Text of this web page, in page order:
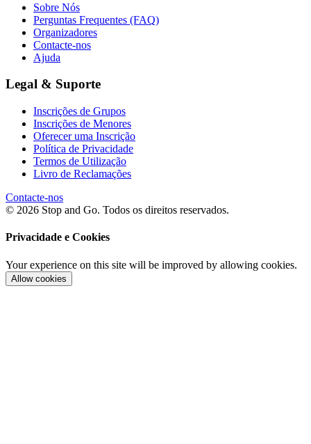
Sobre Nós
Perguntas Frequentes (FAQ)
Organizadores
Contacte-nos
Ajuda
Legal & Suporte
Inscrições de Grupos
Inscrições de Menores
Oferecer uma Inscrição
Política de Privacidade
Termos de Utilização
Livro de Reclamações
Contacte-nos
© 2026 Stop and Go. Todos os direitos reservados.
Privacidade e Cookies
Your experience on this site will be improved by allowing cookies.
Allow cookies